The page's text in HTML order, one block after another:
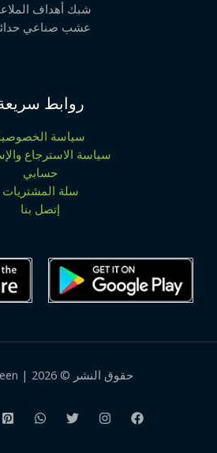
شبك أهداف
عشب صناعي
روابط
سياسة
سياسة الاسترجاع
حسابي
سلة المشتريات
إتصل بنا
حقوق النشر © 2026 | Crystal Green